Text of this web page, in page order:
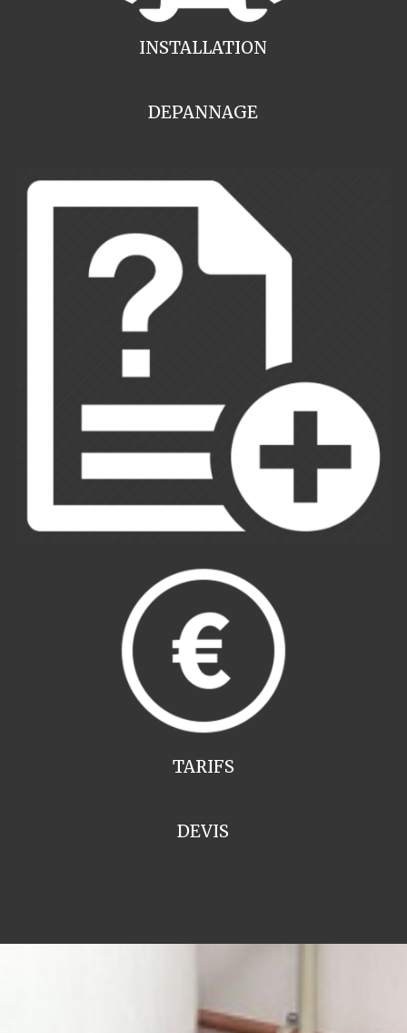
INSTALLATION
DEPANNAGE
TARIFS
DEVIS